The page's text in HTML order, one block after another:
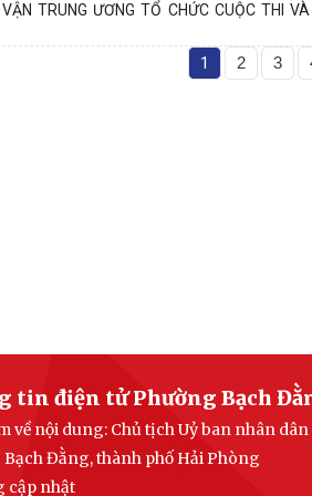
TRUNG ƯƠNG TỔ CHỨC CUỘC THI
1 2 3
tin điện tử Phường Bạch
về nội dung: Chủ tịch Uỷ ban nhân
Đằng, thành phố Hải Phòng
cập nhật